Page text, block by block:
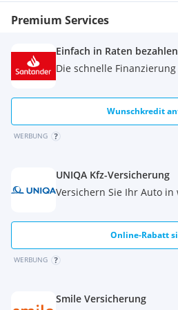
Rußpartikelfilter
Seitenairbag vorn
Tagfahrlicht
Vorbereitung für Alkohol-
Wegfahrsperre (elektronisch)
/ul>br/>b>Sonstiges/b>ul>
4 Lautsprecher
Ablage im Dachhimmel
Anhänger-Stabilisierungs-
Antriebsart: Frontantrieb
Fahrassistenz-System: Ausweich-
Fahrassistenz-System: Pre-
Fahrer-Assistenz-Paket
Farbdisplay (10 Zoll)
Innenraumfilter: Staub- und
Premium Services
Einfach in Raten bezahlen
Die schnelle
Wunschkredit
WERBUNG
UNIQA Kfz-Versicherung
Versichern Sie Ihr Auto in
Online-Rabatt
WERBUNG
Smile Versicherung